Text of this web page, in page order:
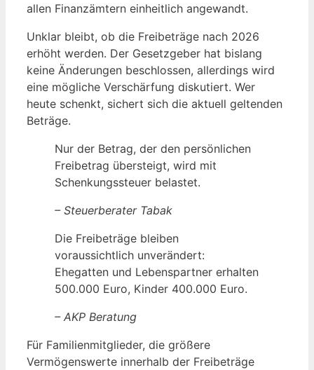
allen Finanzämtern einheitlich angewandt.
Unklar bleibt, ob die Freibeträge nach 2026
erhöht werden. Der Gesetzgeber hat bislang
keine Änderungen beschlossen, allerdings wird
eine mögliche Verschärfung diskutiert. Wer
heute schenkt, sichert sich die aktuell geltenden
Beträge.
Nur der Betrag, der den persönlichen
Freibetrag übersteigt, wird mit
Schenkungssteuer belastet.
– Steuerberater Tabak
Die Freibeträge bleiben
voraussichtlich unverändert:
Ehegatten und Lebenspartner erhalten
500.000 Euro, Kinder 400.000 Euro.
– AKP Beratung
Für Familienmitglieder, die größere
Vermögenswerte innerhalb der Freibeträge